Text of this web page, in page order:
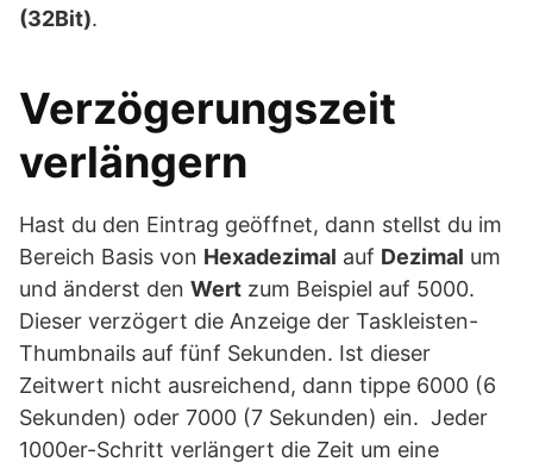
(32Bit).
Verzögerungszeit
verlängern
Hast du den Eintrag geöffnet, dann stellst du im
Bereich Basis von Hexadezimal auf Dezimal um
und änderst den Wert zum Beispiel auf 5000.
Dieser verzögert die Anzeige der Taskleisten-
Thumbnails auf fünf Sekunden. Ist dieser
Zeitwert nicht ausreichend, dann tippe 6000 (6
Sekunden) oder 7000 (7 Sekunden) ein. Jeder
1000er-Schritt verlängert die Zeit um eine